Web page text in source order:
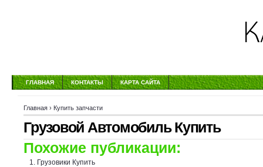
ГЛАВНАЯ КОНТАКТЫ КАРТА САЙТА
Главная › Купить запчасти
Грузовой Автомобиль Купить
Похожие публикации:
Грузовики Купить